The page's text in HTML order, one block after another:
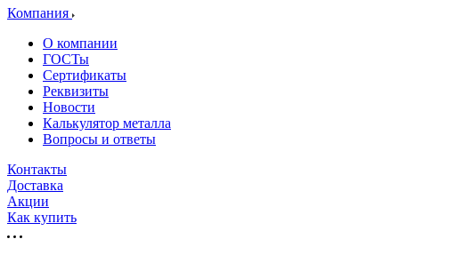
Компания
О компании
ГОСТы
Сертификаты
Реквизиты
Новости
Калькулятор металла
Вопросы и ответы
Контакты
Доставка
Акции
Как купить